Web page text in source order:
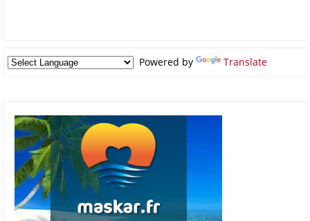
Powered by Translate